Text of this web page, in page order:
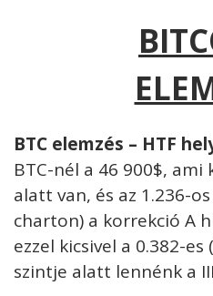
BTC elemzés – HTF
BTC-nél a 46 900$,
alatt van, és az 1.236-
charton) a korrekció A
ezzel kicsivel a 0.382-
szintje alatt lennénk a